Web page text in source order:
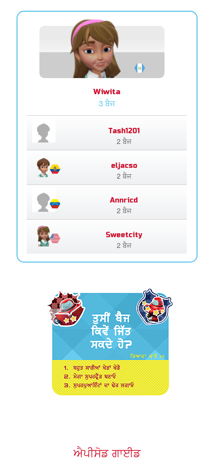
Wiwita
3 ਬੈਜ
Tash1201
2 ਬੈਜ
eljacso
2 ਬੈਜ
Annricd
2 ਬੈਜ
Sweetcity
2 ਬੈਜ
ਐਪੀਸੋਡ ਗਾਈਡ